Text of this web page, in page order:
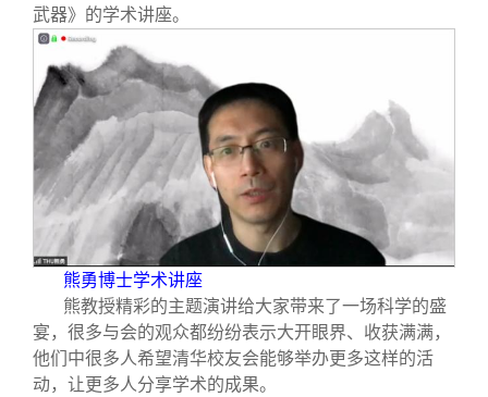
武器》的学术讲座。
熊勇博士学术讲座
熊教授精彩的主题演讲给大家带来了一场科学的盛
宴，很多与会的观众都纷纷表示大开眼界、收获满满，
他们中很多人希望清华校友会能够举办更多这样的活
动，让更多人分享学术的成果。